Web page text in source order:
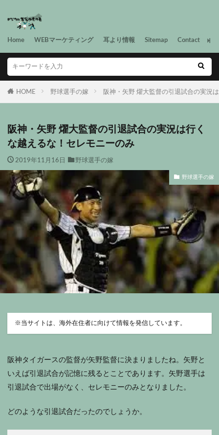
Home WEBマーケティング 耳より情報 Sitemap Contact
HOME 野球選手の嫁 阪神・矢野 燿大監督の引退試合の実況
阪神・矢野 燿大監督の引退試合の実況は行く
な越えるな！セレモニーのみ
2019年11月16日 野球選手の嫁
野球選手の嫁
※ 当サイトは、海外在住者に向けて情報を発信しています。
阪神タイガースの監督が矢野監督に決まりましたね。矢野と
いえば引退試合が記憶に残るとことであります。矢野選手は
引退試合で出場がなく、セレモニーのみとなりました。
どのような引退試合だったのでしょうか。